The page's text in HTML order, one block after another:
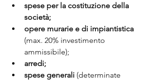
spese per la costituzione della
società;
opere murarie e di impiantistica
(max. 20% investimento
ammissibile);
arredi;
spese generali (determinate